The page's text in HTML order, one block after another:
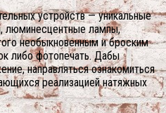
устройств — уникальные
люминесцентные лампы,
необыкновенным и броским
либо фотопечать. Дабы
направляться ознакомиться
реализацией натяжных